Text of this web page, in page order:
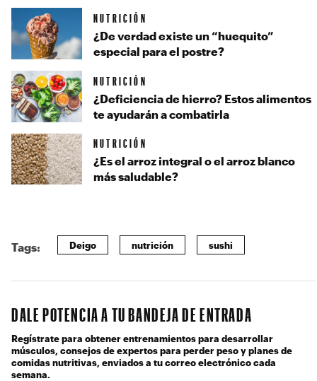
NUTRICIÓN
¿De verdad existe un “huequito”
especial para el postre?
NUTRICIÓN
¿Deficiencia de hierro? Estos alimentos
te ayudarán a combatirla
NUTRICIÓN
¿Es el arroz integral o el arroz blanco
más saludable?
Tags: Deigo nutrición sushi
DALE POTENCIA A TU BANDEJA DE ENTRADA
Regístrate para obtener entrenamientos para desarrollar
músculos, consejos de expertos para perder peso y planes de
comidas nutritivas, enviados a tu correo electrónico cada
semana.